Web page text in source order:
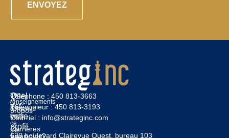
Les
renseignements
contenus
dans
ce
site
Quel
est
votre
profil
À
propos
Carrières
Téléphone : 450 813-3663
Télécopieur : 450 813-3193
Courriel : info@strateginc.com
630 boulevard Clairevue Ouest, bureau 103